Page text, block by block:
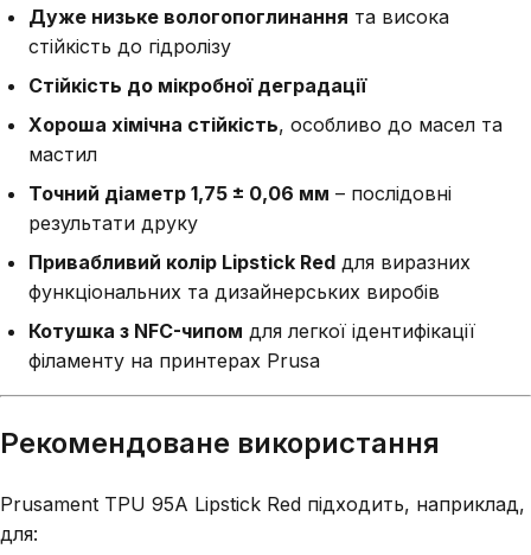
Дуже низьке вологопоглинання та висока
стійкість до гідролізу
Стійкість до мікробної деградації
Хороша хімічна стійкість, особливо до масел та
мастил
Точний діаметр 1,75 ± 0,06 мм – послідовні
результати друку
Привабливий колір Lipstick Red для виразних
функціональних та дизайнерських виробів
Котушка з NFC-чипом для легкої ідентифікації
філаменту на принтерах Prusa
Рекомендоване використання
Prusament TPU 95A Lipstick Red підходить, наприклад,
для: